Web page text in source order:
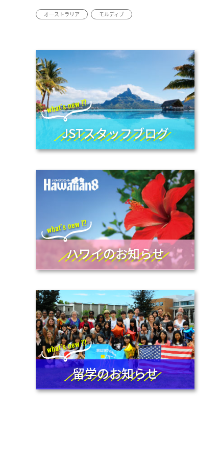
オーストラリア モルディブ
JSTスタッフブログ
ハワイのお知らせ
留学のお知らせ